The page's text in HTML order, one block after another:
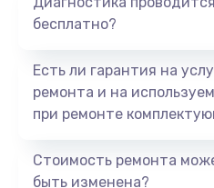
бесплатно?
Есть ли гарантия на
ремонта и на
при ремонте
Стоимость ремонта
быть изменена?